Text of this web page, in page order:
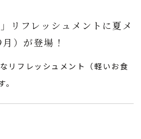
リフレッシュメントに夏メ
）が登場！
リフレッシュメント（軽いお食